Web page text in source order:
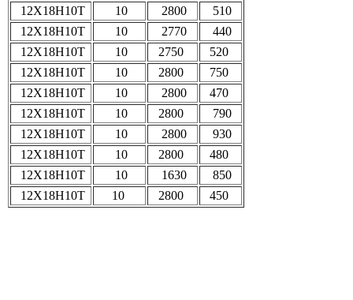
12Х18Н10Т
10 2800
510
12Х18Н10Т
10 2770
440
12Х18Н10Т
10 2750
520
12Х18Н10Т
10 2800
750
12Х18Н10Т
10 2800
470
12Х18Н10Т
10 2800
790
12Х18Н10Т
10 2800
930
12Х18Н10Т
10 2800
480
12Х18Н10Т
10 1630
850
12Х18Н10Т
10 2800 450